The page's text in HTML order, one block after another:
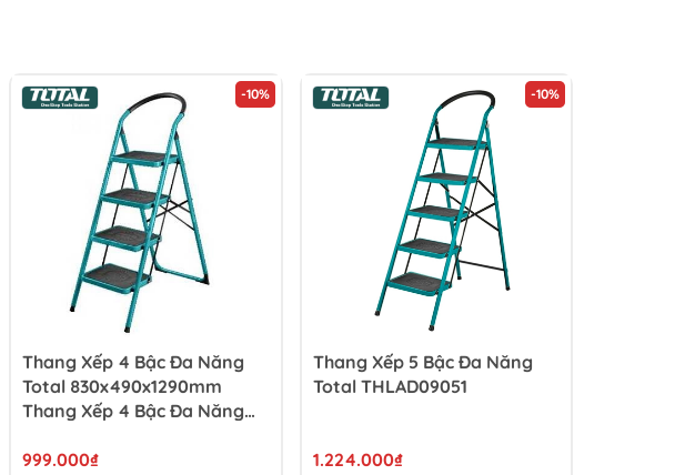
-10%
Thang Xếp 4 Bậc Đa Năng
Total 830x490x1290mm
Thang Xếp 4 Bậc Đa Năng
999.000₫
-10%
Thang Xếp 5 Bậc Đa Năng
Total THLAD09051
1.224.000₫